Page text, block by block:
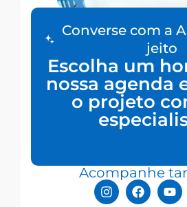
Converse com a
jeito
Escolha um
nossa agenda
o projeto
Acompanhe